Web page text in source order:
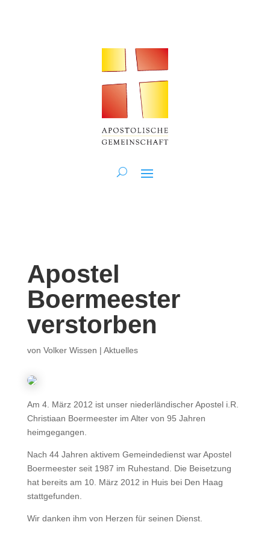
Apostel
Boermeester
verstorben
von Volker Wissen | Aktuelles
Am 4. März 2012 ist unser niederländischer Apostel i.R.
Christiaan Boermeester im Alter von 95 Jahren
heimgegangen.
Nach 44 Jahren aktivem Gemeindedienst war Apostel
Boermeester seit 1987 im Ruhestand. Die Beisetzung
hat bereits am 10. März 2012 in Huis bei Den Haag
stattgefunden.
Wir danken ihm von Herzen für seinen Dienst.